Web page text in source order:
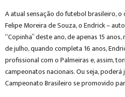
A atual sensação do futebol brasileiro, o
Felipe Moreira de Souza, o Endrick –
“Copinha” deste ano, de apenas 15
de julho, quando completa 16 anos,
profissional com o Palmeiras e, assim,
campeonatos nacionais. Ou seja,
Campeonato Brasileiro se promovido